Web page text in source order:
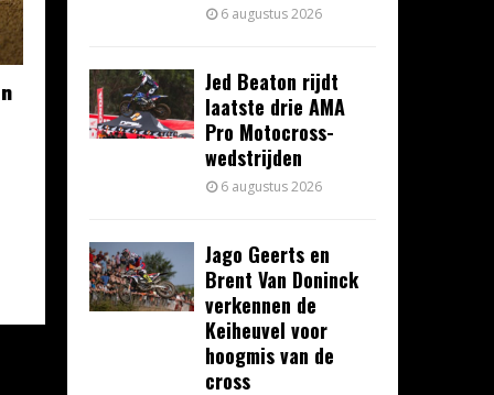
6 augustus 2026
Jed Beaton rijdt
laatste drie AMA
Pro Motocross-
wedstrijden
6 augustus 2026
Jago Geerts en
Brent Van Doninck
verkennen de
Keiheuvel voor
hoogmis van de
cross